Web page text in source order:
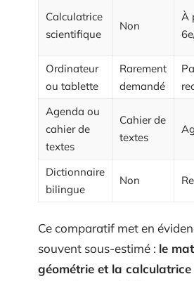
Calculatrice
scientifique
Non
À
Ordinateur
ou tablette
Rarement
demandé
Agenda ou
cahier de
textes
Cahier de
textes
Dictionnaire
bilingue
Non
Ce comparatif met en
souvent sous-estimé : le
géométrie et la